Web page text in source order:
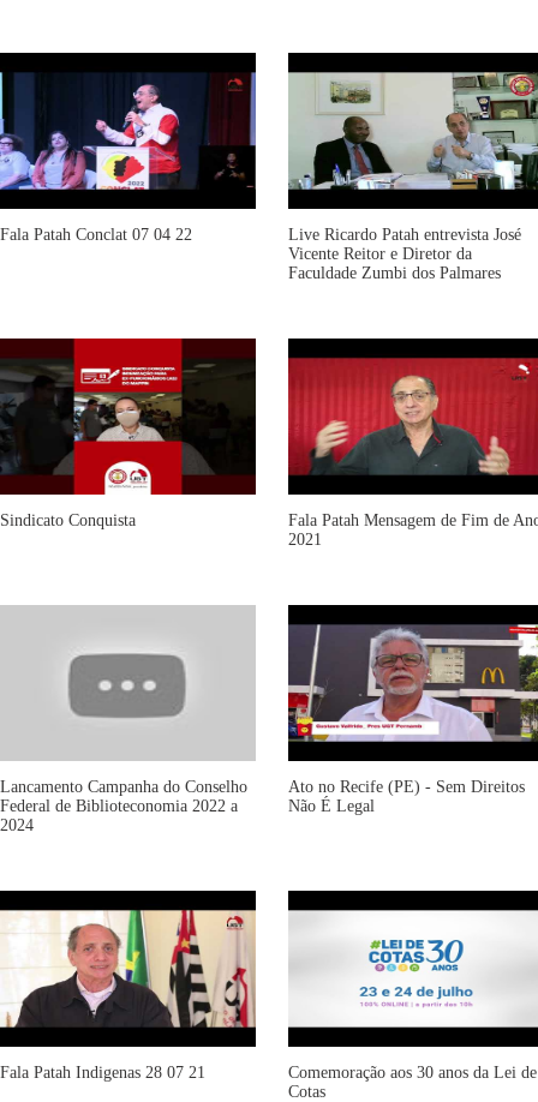
Fala Patah Conclat 07 04 22
Live Ricardo Patah entrevista José
Vicente Reitor e Diretor da
Faculdade Zumbi dos Palmares
Sindicato Conquista
Fala Patah Mensagem de Fim de
2021
Lancamento Campanha do Conselho
Federal de Biblioteconomia 2022 a
2024
Ato no Recife (PE) - Sem Direitos
Não É Legal
Fala Patah Indigenas 28 07 21
Comemoração aos 30 anos da Lei de
Cotas